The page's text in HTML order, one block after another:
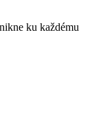
ku každému